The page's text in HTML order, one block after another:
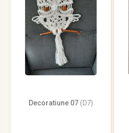
Decoratiune 07 (D7)